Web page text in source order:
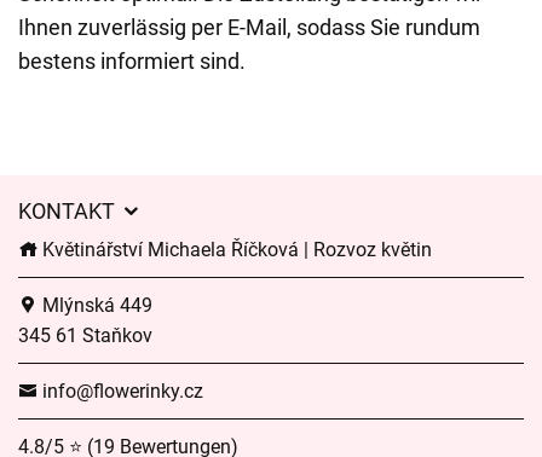
Ihnen zuverlässig per E-Mail, sodass Sie rundum
bestens informiert sind.
KONTAKT
Květinářství Michaela Říčková | Rozvoz květin
Mlýnská 449
345 61 Staňkov
info@flowerinky.cz
4.8/5 ⭐ (19 Bewertungen)